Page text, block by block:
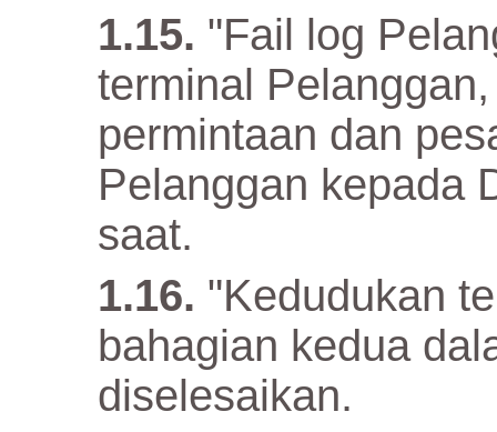
"Fail log
terminal
permintaan dan
Pelanggan kepada
saat.
"Kedudukan
bahagian kedua
diselesaikan.